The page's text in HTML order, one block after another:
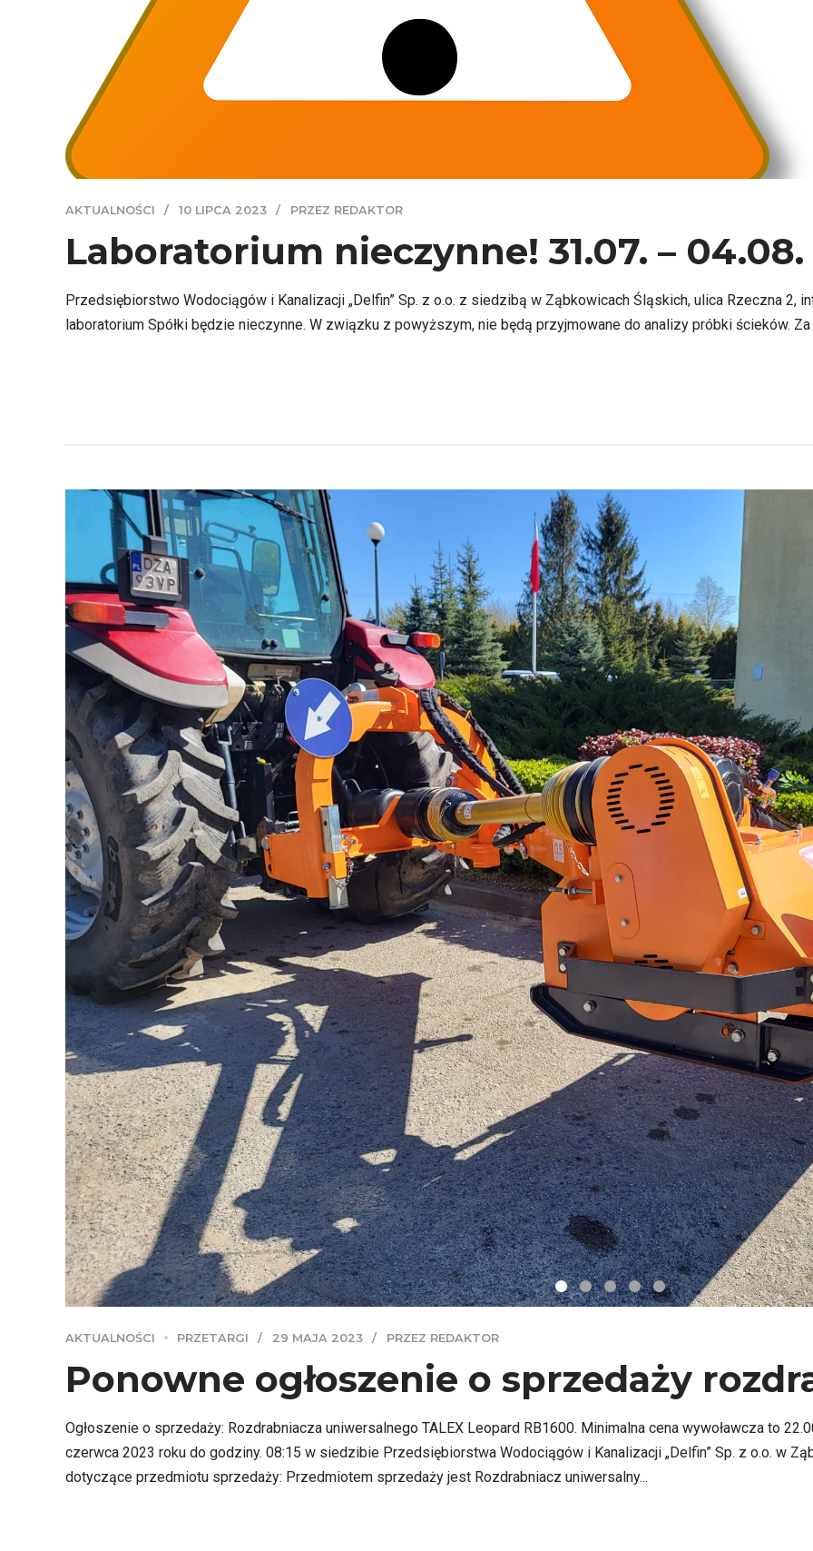
AKTUALNOŚCI 10 LIPCA 2023 PRZEZ REDAKTOR
Laboratorium nieczynne! 31.07. – 04.08.
Przedsiębiorstwo Wodociągów i Kanalizacji „Delfin” Sp. z o.o. z siedzibą w Ząbkowicach Śląskich, ulica Rzeczna 2,
laboratorium Spółki będzie nieczynne. W związku z powyższym, nie będą przyjmowane do analizy próbki ścieków. Za
AKTUALNOŚCI PRZETARGI 29 MAJA 2023 PRZEZ REDAKTOR
Ponowne ogłoszenie o sprzedaży
Ogłoszenie o sprzedaży: Rozdrabniacza uniwersalnego TALEX Leopard RB1600. Minimalna cena wywoławcza to
czerwca 2023 roku do godziny. 08:15 w siedzibie Przedsiębiorstwa Wodociągów i Kanalizacji „Delfin” Sp. z o.o. w
dotyczące przedmiotu sprzedaży: Przedmiotem sprzedaży jest Rozdrabniacz uniwersalny...